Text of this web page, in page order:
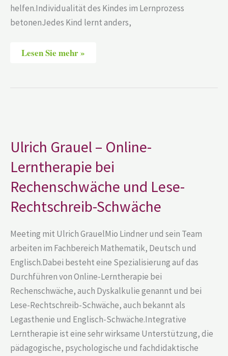
helfen.Individualität des Kindes im Lernprozess
betonenJedes Kind lernt anders,
Lesen Sie mehr »
Ulrich Grauel – Online-
Lerntherapie bei
Rechenschwäche und Lese-
Rechtschreib-Schwäche
Meeting mit Ulrich GrauelMio Lindner und sein Team
arbeiten im Fachbereich Mathematik, Deutsch und
Englisch.Dabei besteht eine Spezialisierung auf das
Durchführen von Online-Lerntherapie bei
Rechenschwäche, auch Dyskalkulie genannt und bei
Lese-Rechtschreib-Schwäche, auch bekannt als
Legasthenie und Englisch-Schwäche.Integrative
Lerntherapie ist eine sehr wirksame Unterstützung, die
pädagogische, psychologische und fachdidaktische
Online-
Lerntherapie
Rechenschwäche
und
Lese-
Rechtschreib-
Schwäche